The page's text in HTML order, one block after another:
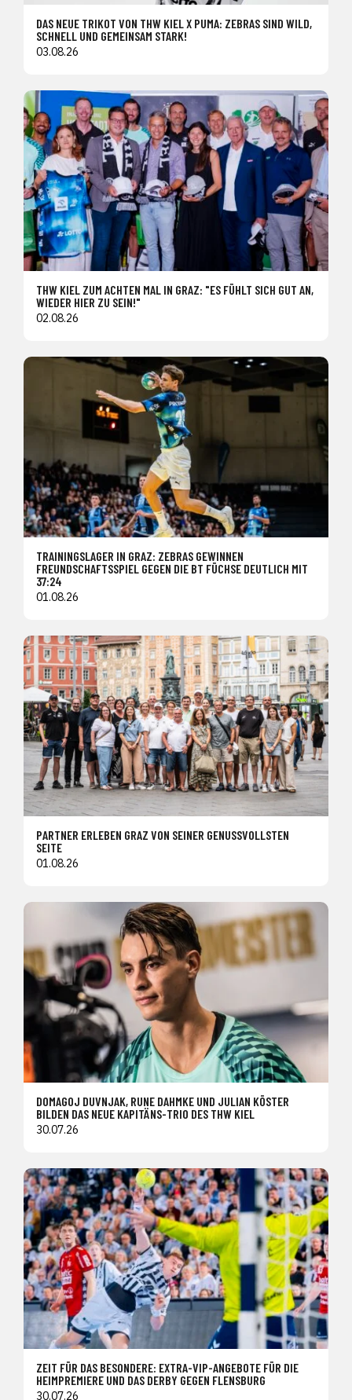
DAS NEUE TRIKOT VON THW KIEL X PUMA: ZEBRAS SIND WILD,
SCHNELL UND GEMEINSAM STARK!
03.08.26
THW KIEL ZUM ACHTEN MAL IN GRAZ: "ES FÜHLT SICH GUT AN,
WIEDER HIER ZU SEIN!"
02.08.26
TRAININGSLAGER IN GRAZ: ZEBRAS GEWINNEN
FREUNDSCHAFTSSPIEL GEGEN DIE BT FÜCHSE DEUTLICH MIT
37:24
01.08.26
PARTNER ERLEBEN GRAZ VON SEINER GENUSSVOLLSTEN
SEITE
01.08.26
DOMAGOJ DUVNJAK, RUNE DAHMKE UND JULIAN KÖSTER
BILDEN DAS NEUE KAPITÄNS-TRIO DES THW KIEL
30.07.26
ZEIT FÜR DAS BESONDERE: EXTRA-VIP-ANGEBOTE FÜR DIE
HEIMPREMIERE UND DAS DERBY GEGEN FLENSBURG
30.07.26